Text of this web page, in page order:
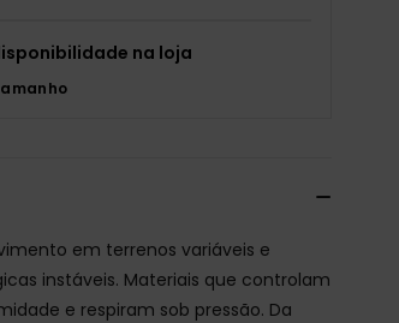
na loja
em terrenos variáveis e
instáveis. Materiais que controlam
e respiram sob pressão. Da